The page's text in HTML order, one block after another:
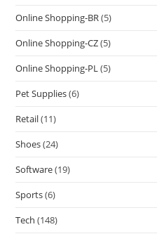
Online Shopping-BR(5)
Online Shopping-CZ(5)
Online Shopping-PL(5)
Pet Supplies(6)
Retail(11)
Shoes(24)
Software(19)
Sports(6)
Tech (148)